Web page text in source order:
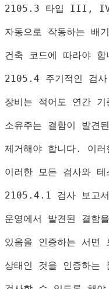
2105.3 타입 III,
자동으로 작동하는 배
건축 코드에 따라야 합
2105.4 주기적인 검
장비는 적어도 연간
소유주는 결함이 발견
제거해야 합니다. 이
이러한 모든 검사와
2105.4.1 검사 보고서
운영에서 발견된 결함
있음을 인증하는 서면
상태인 것을 인증하는